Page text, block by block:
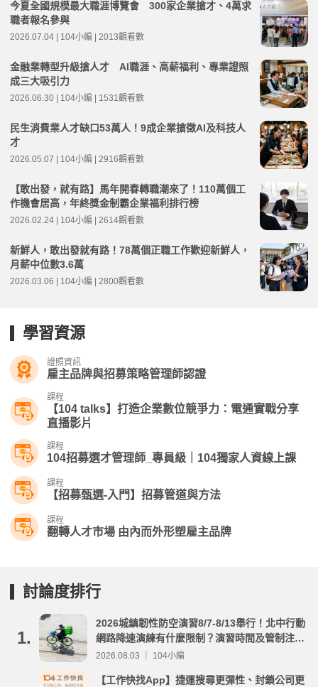
今夏全國規模最大職涯博覽會 300家企業搶才、4萬求
職者報名參與
2026.07.04 | 104小編 | 2013觀看數
金融業轉型升級搶人才 AI職涯、高薪福利、專業證照
成三大吸引力
2026.06.30 | 104小編 | 1531觀看數
民生消費業人才缺口53萬人！9成企業搶徵AI及科技人
才
2026.05.07 | 104小編 | 2916觀看數
【敢出發，就有路】馬年開春轉職潮來了！110萬個工
作機會居高，年終獎金制霸企業福利排行榜
2026.02.24 | 104小編 | 2614觀看數
新鮮人，敢出發就有路！78萬個正職工作歡迎新鮮人，
月薪中位數3.6萬
2026.03.06 | 104小編 | 2800觀看數
學習資源
證照資訊
雇主品牌與招募策略管理師認證
課程
【104 talks】打造企業數位競爭力：電通實戰分享​
直播影片
課程
104招募選才管理師_專員級｜104獨家人資線上課
課程
【招募甄選-入門】招募管道與方法
課程
翻轉人才市場 由內而外形塑雇主品牌
討論度排行
1.
2026城鎮韌性防空演習8/7-8/13舉行！北中行動
網路降速演練有什麼限制？演習時間及管制注意
事項整理
2026.08.03 ｜ 104小編
【工作快找App】捷運搜尋更彈性、封鎖公司更